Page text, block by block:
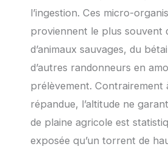
l’ingestion. Ces micro-
proviennent le plus souvent
d’animaux sauvages, du
d’autres randonneurs en
prélèvement. Contrairement
répandue, l’altitude ne
de plaine agricole est
exposée qu’un torrent de